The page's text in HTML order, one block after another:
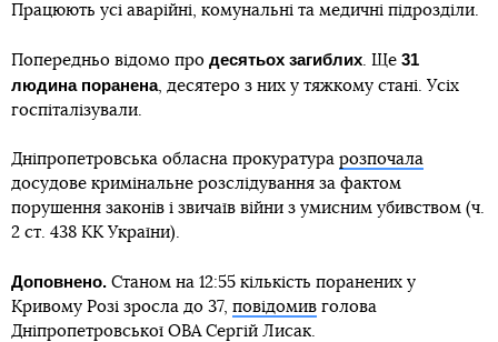
Працюють усі аварійні, комунальні та медичні підрозділи.
Попередньо відомо про десятьох загиблих. Ще 31
людина поранена, десятеро з них у тяжкому стані. Усіх
госпіталізували.
Дніпропетровська обласна прокуратура розпочала
досудове кримінальне розслідування за фактом
порушення законів і звичаїв війни з умисним убивством (ч.
2 ст. 438 КК України).
Доповнено. Станом на 12:55 кількість поранених у
Кривому Розі зросла до 37, повідомив голова
Дніпропетровської ОВА Сергій Лисак.